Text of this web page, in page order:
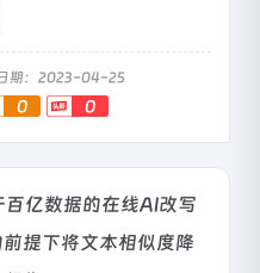
期：2023-04-25
0 0
亿数据的在线AI改写
提下将文本相似度降